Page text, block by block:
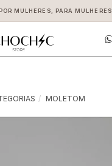
MULHERES, PARA MULHERES
MOLETOM